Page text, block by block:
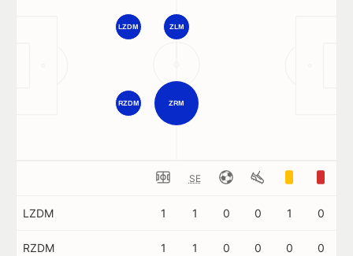
ZRM
ZLM
LZDM
RZDM
SE
LZDM 1 1 0 0 1 0
RZDM 1 1 0 0 0 0